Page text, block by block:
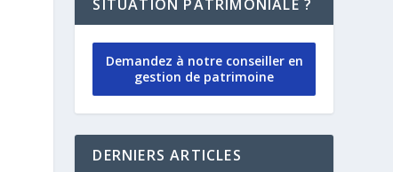
SITUATION PATRIMONIALE ?
Demandez à notre conseiller en
gestion de patrimoine
DERNIERS ARTICLES